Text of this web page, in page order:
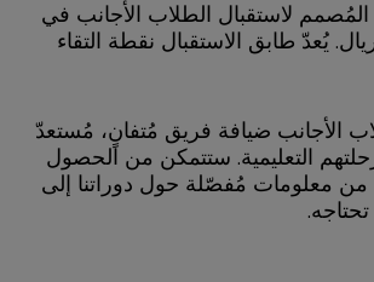
لاستقبال الطلاب الأجانب في
ريال. يُعدّ طابق الاستقبال نقطة التقاء
الأجانب ضيافة فريق مُتفانٍ، مُستعدّ
التعليمية. ستتمكن من الحصول
معلومات مُفصّلة حول دوراتنا إلى